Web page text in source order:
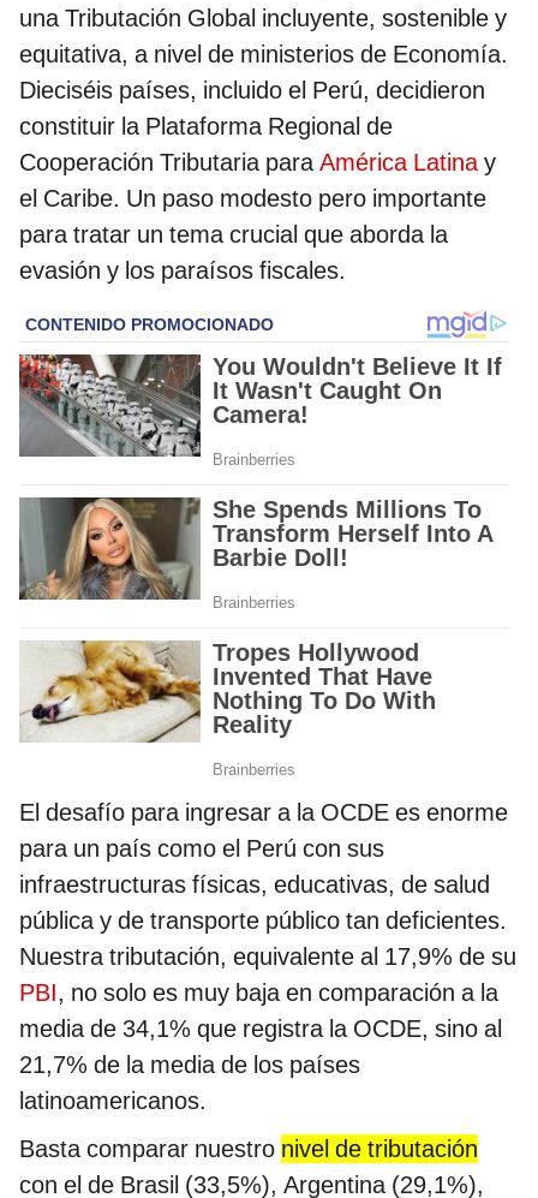
una Tributación Global incluyente, sostenible y
equitativa, a nivel de ministerios de Economía.
Dieciséis países, incluido el Perú, decidieron
constituir la Plataforma Regional de
Cooperación Tributaria paraAmérica Latinay
el Caribe. Un paso modesto pero importante
para tratar un tema crucial que aborda la
evasión y los paraísos fiscales.
El desafío para ingresar a la OCDE es enorme
para un país como el Perú con sus
infraestructuras físicas, educativas, de salud
pública y de transporte público tan deficientes.
Nuestra tributación, equivalente al 17,9% de su
PBI, no solo es muy baja en comparación a la
media de 34,1% que registra la OCDE, sino al
21,7% de la media de los países
latinoamericanos.
Basta comparar nuestro nivel de tributación
con el de Brasil (33,5%), Argentina (29,1%),